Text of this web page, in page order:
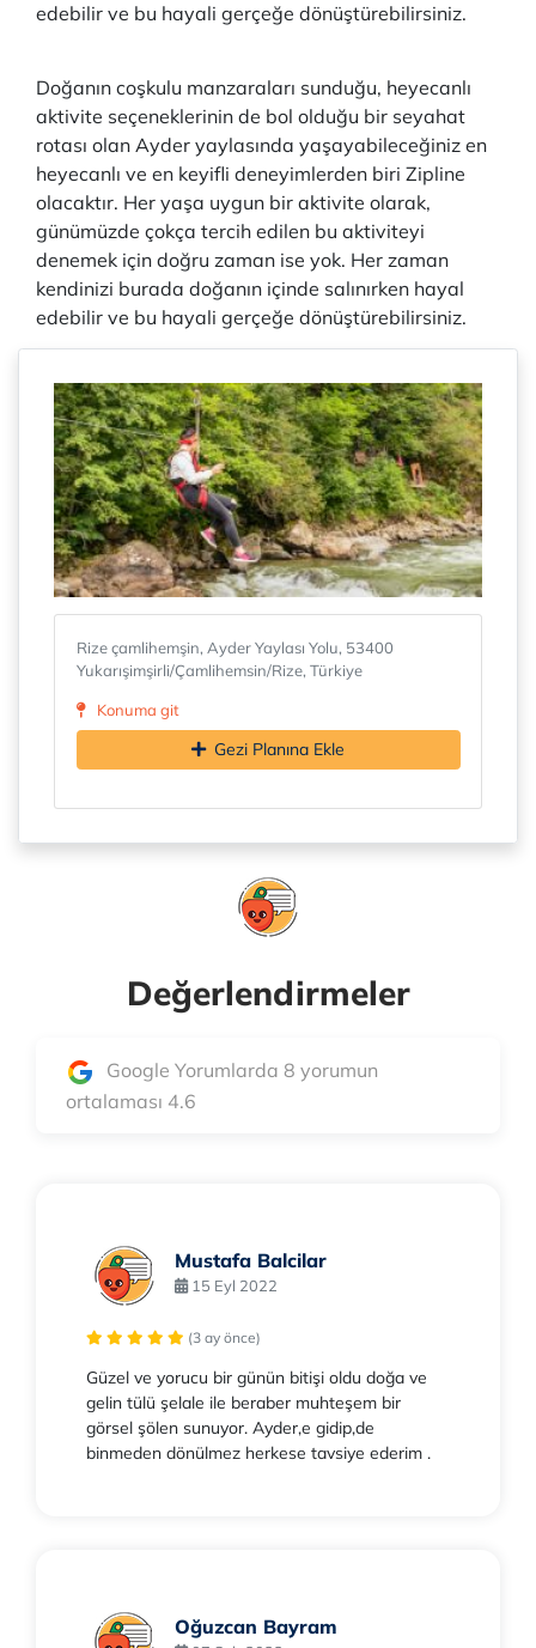
edebilir ve bu hayali gerçeğe dönüştürebilirsiniz.
Doğanın coşkulu manzaraları sunduğu, heyecanlı
aktivite seçeneklerinin de bol olduğu bir seyahat
rotası olan Ayder yaylasında yaşayabileceğiniz en
heyecanlı ve en keyifli deneyimlerden biri Zipline
olacaktır. Her yaşa uygun bir aktivite olarak,
günümüzde çokça tercih edilen bu aktiviteyi
denemek için doğru zaman ise yok. Her zaman
kendinizi burada doğanın içinde salınırken hayal
edebilir ve bu hayali gerçeğe dönüştürebilirsiniz.
Rize çamlihemşin, Ayder Yaylası Yolu, 53400
Yukarışimşirli/Çamlihemsin/Rize, Türkiye
Konuma git
Gezi Planına Ekle
Değerlendirmeler
Google Yorumlarda 8 yorumun
ortalaması 4.6
Mustafa Balcilar
15 Eyl 2022
(3 ay önce)
Güzel ve yorucu bir günün bitişi oldu doğa ve
gelin tülü şelale ile beraber muhteşem bir
görsel şölen sunuyor. Ayder,e gidip,de
binmeden dönülmez herkese tavsiye ederim .
Oğuzcan Bayram